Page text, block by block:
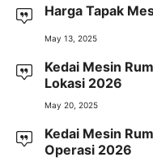
Harga Tapak
May 13, 2025
Kedai Mesin
Lokasi 2026
May 20, 2025
Kedai Mesin
Operasi 2026